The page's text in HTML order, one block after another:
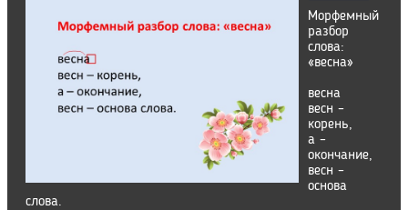
Морфемный
разбор
слова:
«весна»
весна
весн –
корень,
а –
окончание,
весн –
основа
слова.